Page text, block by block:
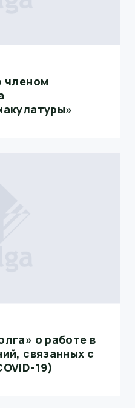
членом
о работе в
связанных с
19)